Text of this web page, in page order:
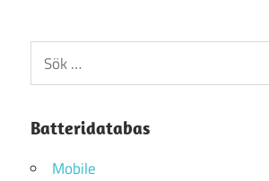
Sök
efter:
Batteridatabas
Mobile